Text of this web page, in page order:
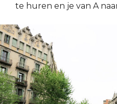
te huren en je van A